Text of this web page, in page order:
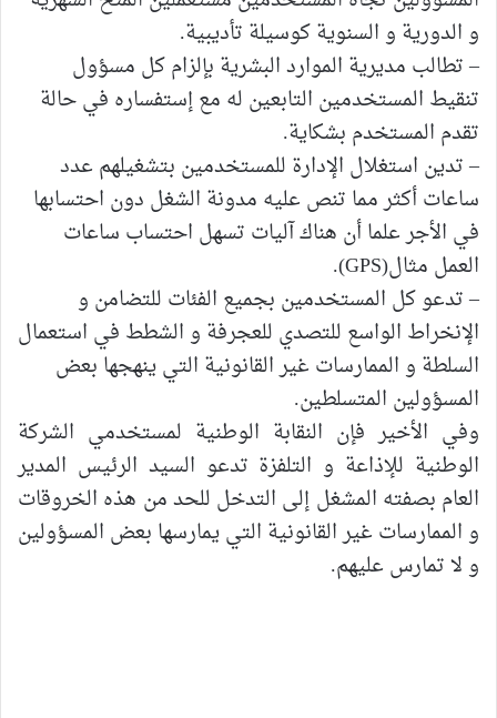
و الدورية و السنوية كوسيلة تأديبية.
–تطالب مديرية الموارد البشرية بإلزام كل مسؤول
تنقيط المستخدمين التابعين له مع إستفساره في حالة
تقدم المستخدم بشكاية.
–تدين استغلال الإدارة للمستخدمين بتشغيلهم عدد
ساعات أكثر مما تنص عليه مدونة الشغل دون احتسابها
في الأجر علما أن هناك آليات تسهل احتساب ساعات
العمل مثال(GPS)
.
–تدعو كل المستخدمين بجميع الفئات للتضامن و
النخراط الواسع للتصدي للعجرفة و الشطط في استعمال
السلطة و الممارسات غير القانونية التي ينهجها بعض
المسؤولين المتسلطين.
وفي الأخير فإن النقابة الوطنية لمستخدمي الشركة
الوطنية للإذاعة و التلفزة تدعو السيد الرئيس المدير
العام بصفته المشغل إلى التدخل للحد من هذه الخروقات
و الممارسات غير القانونية التي يمارسها بعض المسؤولين
و لا تمارس عليهم.